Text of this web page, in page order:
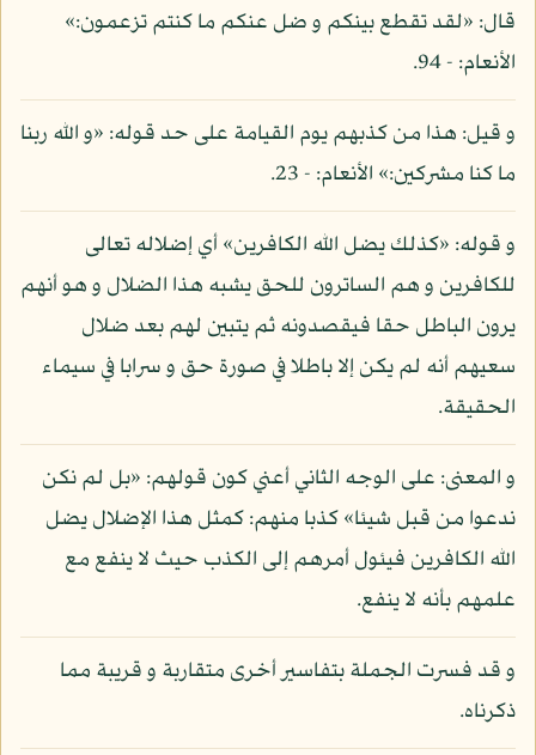
قال: «لقد تقطع بينكم و ضل عنكم ما كنتم تزعمون:»
الأنعام: - 94.
و قيل: هذا من كذبهم يوم القيامة على حد قوله: «و الله ربنا
ما كنا مشركين:» الأنعام: - 23.
و قوله: «كذلك يضل الله الكافرين» أي إضلاله تعالى
للكافرين و هم الساترون للحق يشبه هذا الضلال و هو أنهم
يرون الباطل حقا فيقصدونه ثم يتبين لهم بعد ضلال
سعيهم أنه لم يكن إلا باطلا في صورة حق و سرابا في سيماء
الحقيقة.
و المعنى: على الوجه الثاني أعني كون قولهم: «بل لم نكن
ندعوا من قبل شيئا» كذبا منهم: كمثل هذا الإضلال يضل
الله الكافرين فيئول أمرهم إلى الكذب حيث لا ينفع مع
علمهم بأنه لا ينفع.
و قد فسرت الجملة بتفاسير أخرى متقاربة و قريبة مما
ذكرناه.